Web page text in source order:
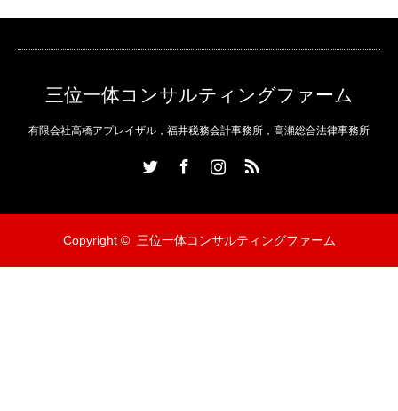
三位一体コンサルティングファーム
有限会社高橋アプレイザル，福井税務会計事務所，高瀬総合法律事務所
Copyright © 三位一体コンサルティングファーム